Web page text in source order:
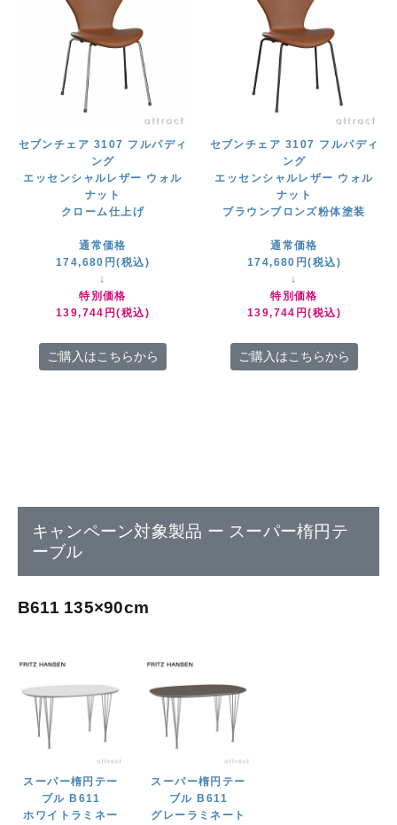
セブンチェア 3107 フルパディ
ング
エッセンシャルレザー ウォル
ナット
クローム仕上げ
通常価格
174,680円(税込)
↓
特別価格
139,744円(税込)
ご購入はこちらから
セブンチェア 3107 フルパディ
ング
エッセンシャルレザー ウォル
ナット
ブラウンブロンズ粉体塗装
通常価格
174,680円(税込)
↓
特別価格
139,744円(税込)
ご購入はこちらから
キャンペーン対象製品 ー スーパー楕円テ
ーブル
B611 135×90cm
スーパー楕円テー
ブル B611
ホワイトラミネー
スーパー楕円テー
ブル B611
グレーラミネート